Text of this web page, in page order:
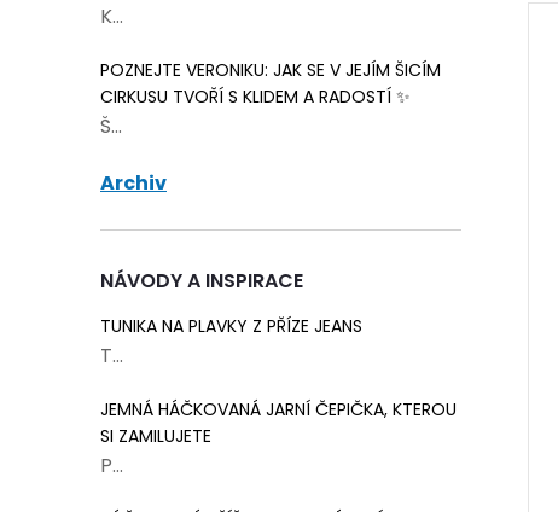
K...
POZNEJTE VERONIKU: JAK SE V JEJÍM ŠICÍM
CIRKUSU TVOŘÍ S KLIDEM A RADOSTÍ ✨
Š...
Archiv
NÁVODY A INSPIRACE
TUNIKA NA PLAVKY Z PŘÍZE JEANS
T...
JEMNÁ HÁČKOVANÁ JARNÍ ČEPIČKA, KTEROU
SI ZAMILUJETE
P...
cm bílá 5 ks
70 balení
made with love bílá 8x4